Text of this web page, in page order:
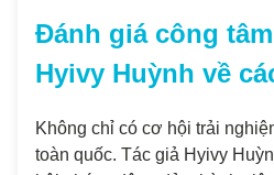
Đánh giá công
Hyivy Huỳnh về
Không chỉ có cơ hội trải
toàn quốc. Tác giả Hyivy